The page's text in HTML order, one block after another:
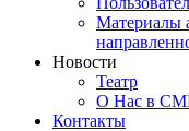
Материалы
Новости
Театр
О Нас в
Контакты